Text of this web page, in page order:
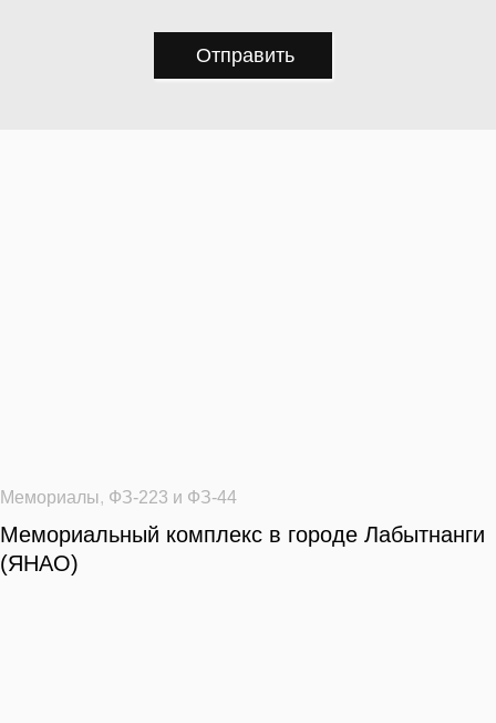
Отправить
Мемориалы, ФЗ-223 и ФЗ-44
Мемориальный комплекс в городе Лабытнанги
(ЯНАО)